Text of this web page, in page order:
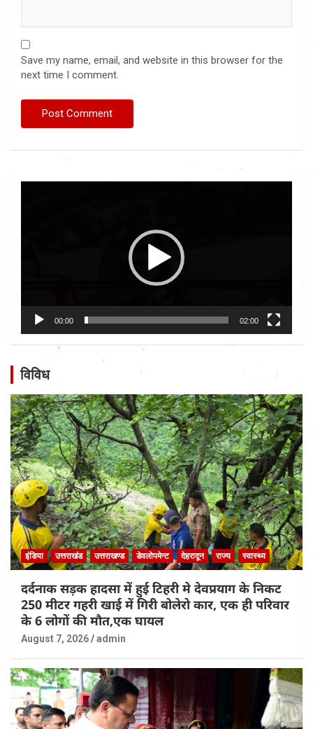
Save my name, email, and website in this browser for the
next time I comment.
00:00 02:00
विविध
इंडिया उत्तराखंड उत्तराखण्ड डेवलोपमेन्ट देहरादून राज्य स्वास्थ्य
दर्दनाक सड़क हादसा में हुई टिहरी मे देवप्रयाग के निकट
250 मीटर गहरी खाई में गिरी बोलेरो कार, एक ही परिवार
के 6 लोगों की मौत,एक घायल
August 7, 2026 admin